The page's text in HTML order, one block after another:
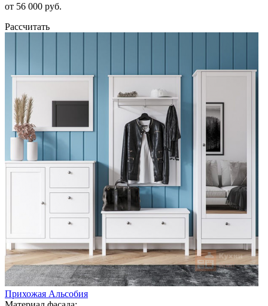
от 56 000 руб.
Рассчитать
Прихожая Альсобия